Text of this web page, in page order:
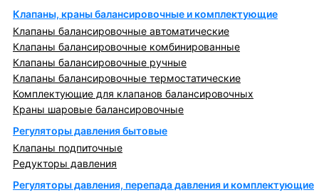
Клапаны, краны балансировочные и комплектующие
Клапаны балансировочные автоматические
Клапаны балансировочные комбинированные
Клапаны балансировочные ручные
Клапаны балансировочные термостатические
Комплектующие для клапанов балансировочных
Краны шаровые балансировочные
Регуляторы давления бытовые
Клапаны подпиточные
Редукторы давления
Регуляторы давления, перепада давления и комплектующие